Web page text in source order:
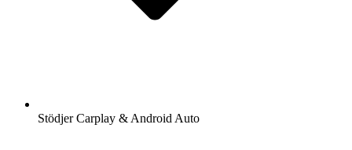
Stödjer Carplay & Android Auto